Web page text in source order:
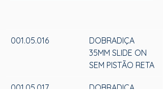
001.05.016
DOBRADIÇA
35MM SLIDE ON
SEM PISTÃO RETA
001.05.017
DOBRADIÇA